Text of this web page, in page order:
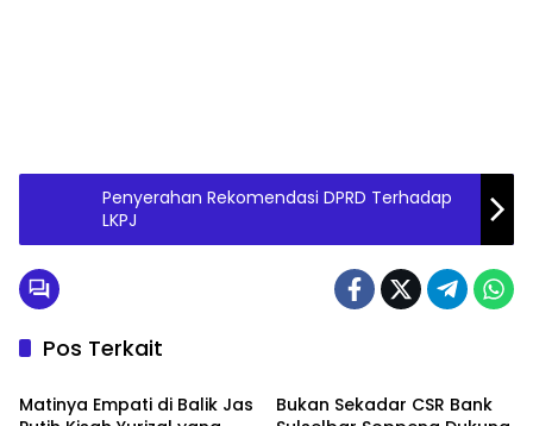
Penyerahan Rekomendasi DPRD Terhadap
LKPJ
Pos Terkait
Metro
Matinya Empati di Balik Jas
Bukan Sekadar CSR Bank